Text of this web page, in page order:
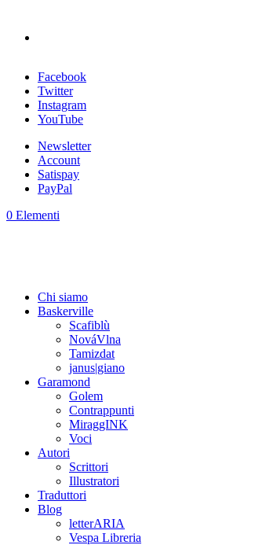
Facebook
Twitter
Instagram
YouTube
Newsletter
Account
Satispay
PayPal
0 Elementi
Chi siamo
Baskerville
Scafiblù
NováVlna
Tamizdat
janus|giano
Garamond
Golem
Contrappunti
MiraggINK
Voci
Autori
Scrittori
Illustratori
Traduttori
Blog
letterARIA
Vespa Libreria